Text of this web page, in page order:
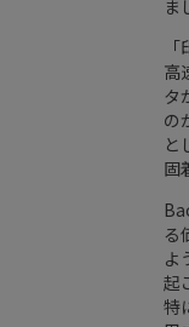
ま
高
タ
の
と
固
る
よ
起
特